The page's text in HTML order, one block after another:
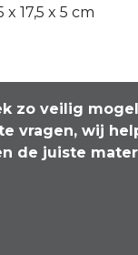
17,5 x 5 cm
zo veilig
vragen, wij
de juiste